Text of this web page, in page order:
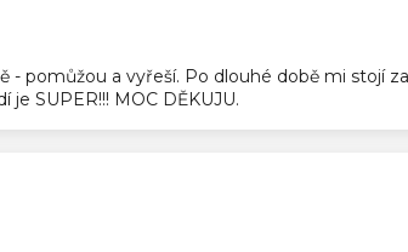
- pomůžou a vyřeší. Po dlouhé době mi
SUPER!!! MOC DĚKUJU.